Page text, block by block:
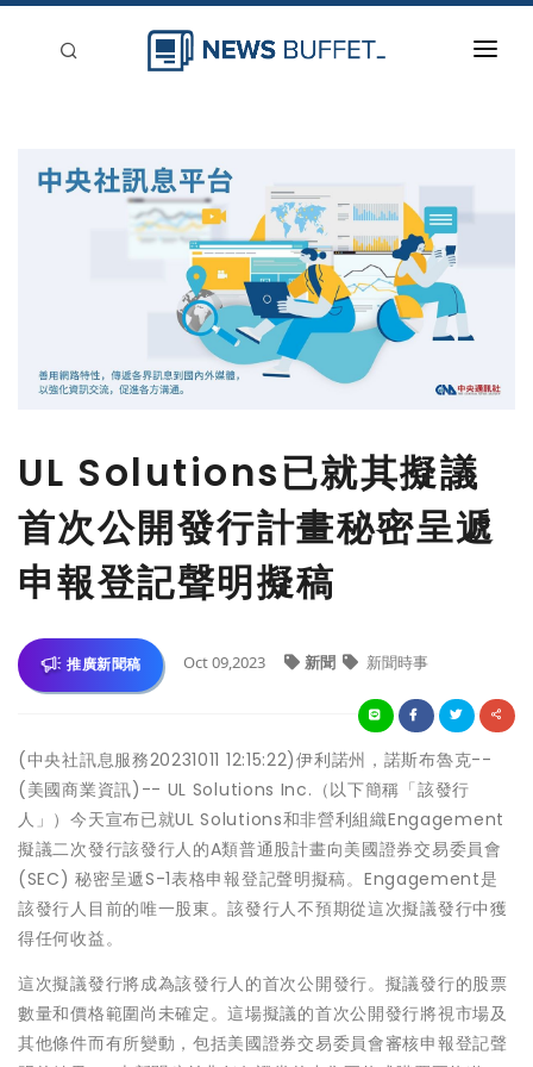
UL Solutions已就其擬議
首次公開發行計畫秘密呈遞
申報登記聲明擬稿
推廣新聞稿 Oct 09,2023 新聞 新聞時事
(中央社訊息服務20231011 12:15:22)伊利諾州，諾斯布魯克--
(美國商業資訊)-- UL Solutions Inc.（以下簡稱「該發行
人」）今天宣布已就UL Solutions和非營利組織Engagement
擬議二次發行該發行人的A類普通股計畫向美國證券交易委員會
(SEC) 秘密呈遞S-1表格申報登記聲明擬稿。Engagement是
該發行人目前的唯一股東。該發行人不預期從這次擬議發行中獲
得任何收益。
這次擬議發行將成為該發行人的首次公開發行。擬議發行的股票
數量和價格範圍尚未確定。這場擬議的首次公開發行將視市場及
其他條件而有所變動，包括美國證券交易委員會審核申報登記聲